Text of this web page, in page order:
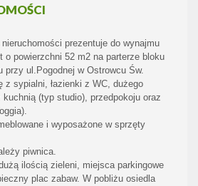
prezentuje do wynajmu
o powierzchni 52 m2 na parterze bloku
przy ul.Pogodnej w Ostrowcu Św.
z sypialni, łazienki z WC, dużego
kuchnią (typ studio), przedpokoju oraz
i wyposażone w sprzęty
piwnica.
ilością zieleni, miejsca parkingowe
plac zabaw. W pobliżu osiedla